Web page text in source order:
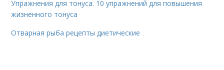
Упражнения для тонуса. 10 упражнений для повышения
жизненного тонуса
Отварная рыба рецепты диетические